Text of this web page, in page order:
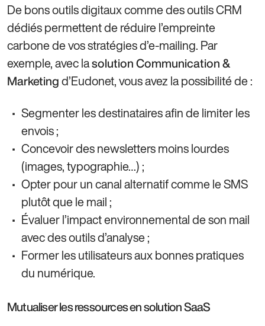
De bons outils digitaux comme des outils CRM
dédiés permettent de réduire l’empreinte
carbone de vos stratégies d’e-mailing. Par
exemple, avec lasolution Communication &
Marketing d’Eudonet, vous avez la possibilité de :
Segmenter les destinataires afin de limiter les
envois ;
Concevoir des newsletters moins lourdes
(images, typographie…) ;
Opter pour un canal alternatif comme le SMS
plutôt que le mail ;
Évaluer l’impact environnemental de son mail
avec des outils d’analyse ;
Former les utilisateurs aux bonnes pratiques
du numérique.
Mutualiser les ressources en solution SaaS